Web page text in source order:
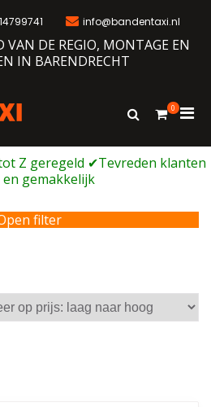
info@bandentaxi.nl
VAN DE REGIO, MONTAGE EN
IN BARENDRECHT
Bandengarage met eigen webshop
Toon
0
voor
filter